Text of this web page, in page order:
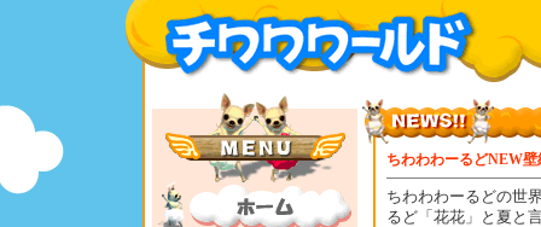
ちわわわーるどNEW壁
ちわわわーるどの世
るど「花花」と夏と